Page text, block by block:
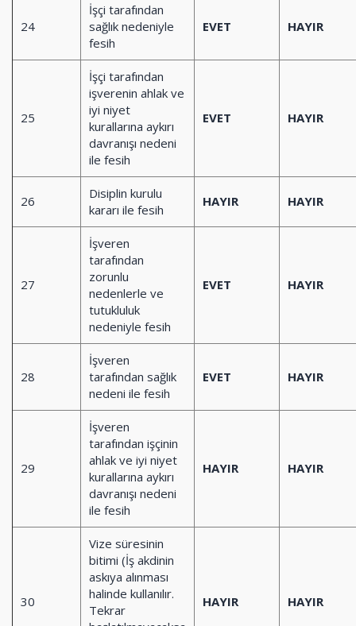
24
İşçi tarafından
sağlık nedeniyle
fesih
EVET HAYIR
25
İşçi tarafından
işverenin ahlak ve
iyi niyet
kurallarına aykırı
davranışı nedeni
ile fesih
EVET HAYIR
26
Disiplin kurulu
kararı ile fesih
HAYIR HAYIR
27
İşveren
tarafından
zorunlu
nedenlerle ve
tutukluluk
nedeniyle fesih
EVET HAYIR
28
İşveren
tarafından sağlık
nedeni ile fesih
EVET HAYIR
29
İşveren
tarafından işçinin
ahlak ve iyi niyet
kurallarına aykırı
davranışı nedeni
ile fesih
HAYIR HAYIR
30
Vize süresinin
bitimi (İş akdinin
askıya alınması
halinde kullanılır.
Tekrar
HAYIR HAYIR